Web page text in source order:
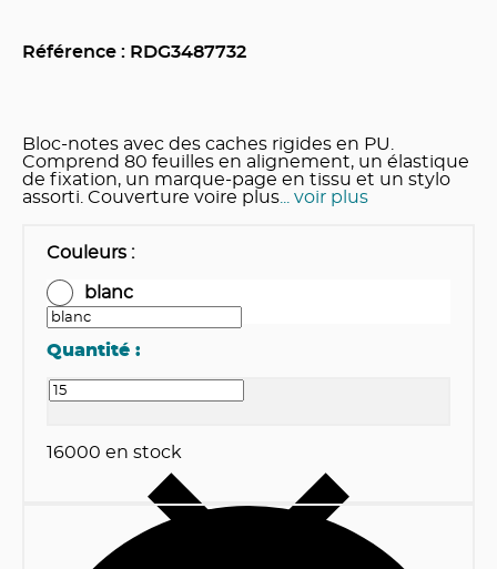
Référence : RDG3487732
Bloc-notes avec des caches rigides en PU.
Comprend 80 feuilles en alignement, un élastique
de fixation, un marque-page en tissu et un stylo
assorti. Couverture voire plus... voir plus
Couleurs :
blanc
Quantité :
16000 en stock